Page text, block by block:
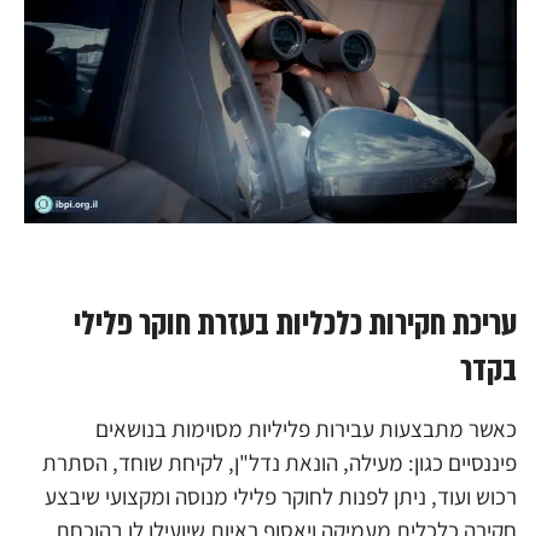
עריכת חקירות כלכליות בעזרת חוקר פלילי
בקדר
כאשר מתבצעות עבירות פליליות מסוימות בנושאים
פיננסיים כגון: מעילה, הונאת נדל"ן, לקיחת שוחד, הסתרת
רכוש ועוד, ניתן לפנות לחוקר פלילי מנוסה ומקצועי שיבצע
חקירה כלכלית מעמיקה ויאסוף ראיות שיועילו לו בהוכחת